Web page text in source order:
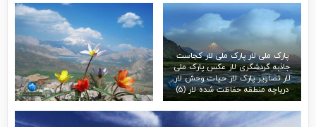
پارک ملی لار پارک ملی لار کجاست
جاذبه گردشگری لار عکس پارک ملی
لار تصاویر پارک لار حیات وحش لار
دریاچه منطقه حفاظت شده لار (۵)